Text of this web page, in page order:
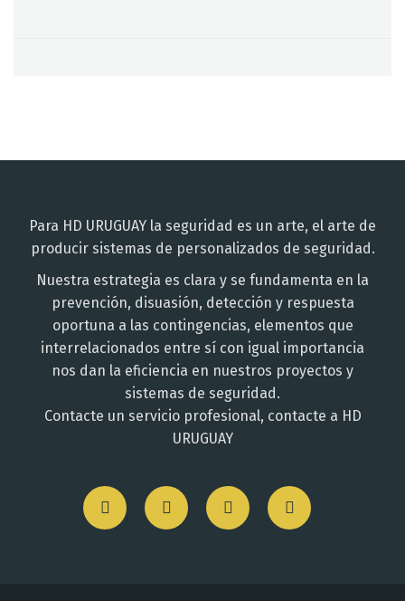
Para HD URUGUAY la seguridad es un arte, el arte de
producir sistemas de personalizados de seguridad.
Nuestra estrategia es clara y se fundamenta en la
prevención, disuasión, detección y respuesta
oportuna a las contingencias, elementos que
interrelacionados entre sí con igual importancia
nos dan la eficiencia en nuestros proyectos y
sistemas de seguridad.
Contacte un servicio profesional, contacte a HD
URUGUAY